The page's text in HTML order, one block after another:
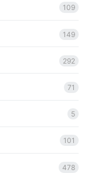
109
149
292
71
5
101
478